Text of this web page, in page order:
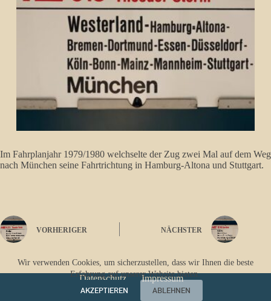
Wir verwenden Cookies, um sicherzustellen, dass wir Ihnen die beste
Erfahrung auf unserer Website bieten.
AKZEPTIEREN
ABLEHNEN
Im Fahrplanjahr 1979/1980 welchselte der Zug zwei Mal auf dem Weg
nach München seine Fahrtrichtung in Hamburg-Altona und Stuttgart.
VORHERIGER NÄCHSTER
Datenschutz Impressum